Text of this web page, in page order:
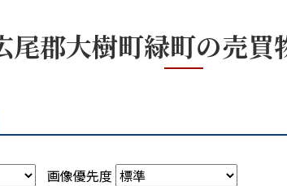
尾郡大樹町緑町の売買
画像優先度